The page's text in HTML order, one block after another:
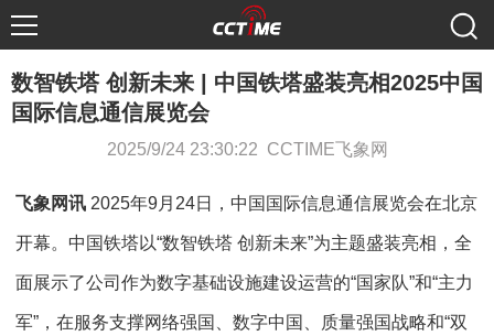
数智铁塔 创新未来 | 中国铁塔盛装亮相2025中国
国际信息通信展览会
2025/9/24 23:30:22 CCTIME飞象网
飞象网讯 2025年9月24日，中国国际信息通信展览会在北京
开幕。中国铁塔以“数智铁塔 创新未来”为主题盛装亮相，全
面展示了公司作为数字基础设施建设运营的“国家队”和“主力
军”，在服务支撑网络强国、数字中国、质量强国战略和“双